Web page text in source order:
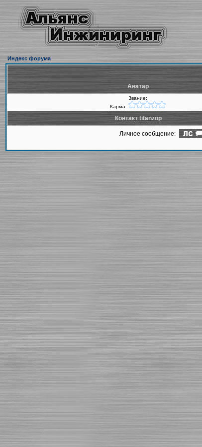
Индекс форума
Аватар
Звание:
Карма:
Контакт titanzop
Личное сообщение: